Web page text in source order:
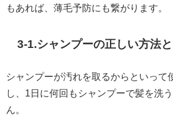
もあれば、薄毛予防にも繋がります。
3-1.シャンプーの正しい方法
シャンプーが汚れを取るからといって
し、1日に何回もシャンプーで髪を洗
ん。